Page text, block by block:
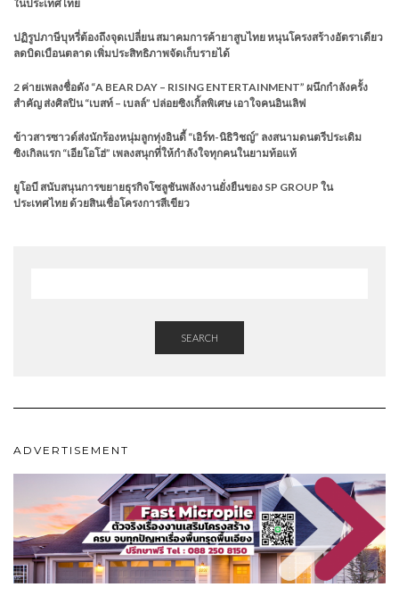
ในประเทศไทย
ปฏิรูปภาษีบุหรี่ต้องถึงจุดเปลี่ยน สมาคมการค้ายาสูบไทย หนุนโครงสร้างอัตราเดียว
ลดบิดเบือนตลาด เพิ่มประสิทธิภาพจัดเก็บรายได้
2 ค่ายเพลงชื่อดัง “A BEAR DAY – RISING ENTERTAINMENT” ผนึกกำลังครั้ง
สำคัญ ส่งศิลปิน “เบสท์ – เบลล์” ปล่อยซิงเกิ้ลพิเศษ เอาใจคนอินเลิฟ
ข้าวสารซาวด์ส่งนักร้องหนุ่มลูกทุ่งอินดี้ “เอิร์ท-นิธิวิชญ์” ลงสนามดนตรีประเดิม
ซิงเกิลแรก “เอียโอโฮ่” เพลงสนุกที่ให้กำลังใจทุกคนในยามท้อแท้
ยูโอบี สนับสนุนการขยายธุรกิจโซลูชันพลังงานยั่งยืนของ SP GROUP ใน
ประเทศไทย ด้วยสินเชื่อโครงการสีเขียว
SEARCH
ADVERTISEMENT